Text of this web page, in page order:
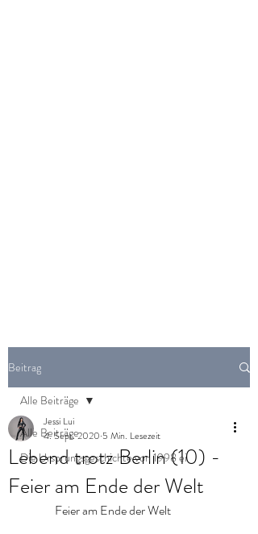
Beitrag
Alle Beiträge
Die Ursprungsgeschichte von 1998 ei
Alle Beiträge
Lebend trotz Berlin (10) -
Feier am Ende der Welt
Jessi Lui
4. Sept. 2020 5 Min. Lesezeit
  	Feier am Ende der Welt